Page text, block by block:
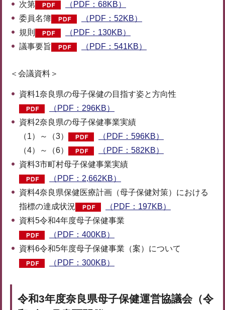
次第
（PDF：68KB）
委員名簿
（PDF：52KB）
規則
（PDF：130KB）
議事要旨
（PDF：541KB）
＜会議資料＞
資料1奈良県の母子保健の目指す姿と方向性
（PDF：296KB）
資料2奈良県の母子保健事業実績
（1）～（3）
（PDF：596KB）
（4）～（6）
（PDF：582KB）
資料3市町村母子保健事業実績
（PDF：2,662KB）
資料4奈良県保健医療計画（母子保健対策）における
指標の達成状況
（PDF：197KB）
資料5令和4年度母子保健事業
（PDF：400KB）
資料6令和5年度母子保健事業（案）について
（PDF：300KB）
令和3年度奈良県母子保健運営協議会（令